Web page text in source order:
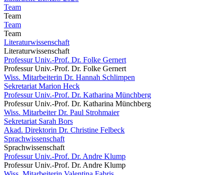
Team
Team
Team
Team
Literaturwissenschaft
Literaturwissenschaft
Professur Univ.-Prof. Dr. Folke Gernert
Professur Univ.-Prof. Dr. Folke Gernert
Wiss. Mitarbeiterin Dr. Hannah Schlimpen
Sekretariat Marion Heck
Professur Univ.-Prof. Dr. Katharina Münchberg
Professur Univ.-Prof. Dr. Katharina Münchberg
Wiss. Mitarbeiter Dr. Paul Strohmaier
Sekretariat Sarah Bors
Akad. Direktorin Dr. Christine Felbeck
Sprachwissenschaft
Sprachwissenschaft
Professur Univ.-Prof. Dr. Andre Klump
Professur Univ.-Prof. Dr. Andre Klump